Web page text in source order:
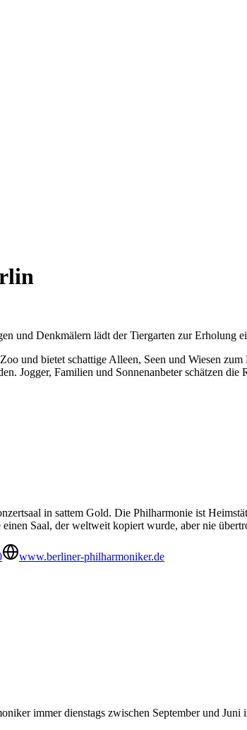
und Denkmälern lädt der Tiergarten zur Erholung
und bietet schattige Alleen, Seen und Wiesen
Jogger, Familien und Sonnenanbeter schätzen die
in sattem Gold. Die Philharmonie ist
Saal, der weltweit kopiert wurde, aber nie
www.berliner-philharmoniker.de
immer dienstags zwischen September und Juni